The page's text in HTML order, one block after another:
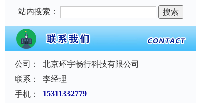
站内搜索：
公司：
北京环宇畅行科技有限公司
联系：
李经理
手机：
15311332779